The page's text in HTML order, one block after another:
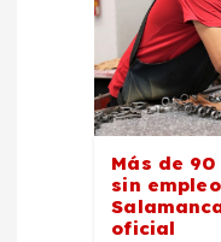
Más de
sin
oficial